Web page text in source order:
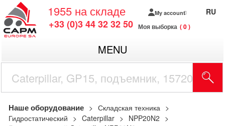
1955 на складе
+33 (0)3 44 32 32 50
My account
Моя выборка 0
RU
MENU
Наше оборудование
Складская техника
Гидростатический
Caterpillar
NPP20N2